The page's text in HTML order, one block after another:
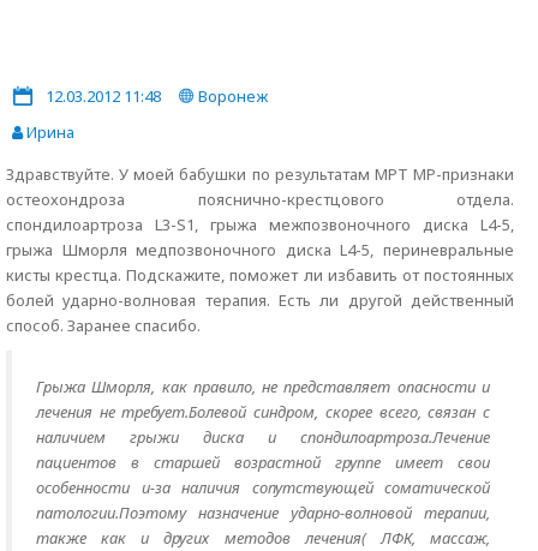
12.03.2012 11:48
Воронеж
Ирина
Здравствуйте. У моей бабушки по результатам МРТ МР-признаки
остеохондроза пояснично-крестцового отдела.
спондилоартроза L3-S1, грыжа межпозвоночного диска L4-5,
грыжа Шморля медпозвоночного диска L4-5, периневральные
кисты крестца. Подскажите, поможет ли избавить от постоянных
болей ударно-волновая терапия. Есть ли другой действенный
способ. Заранее спасибо.
Грыжа Шморля, как правило, не представляет опасности и
лечения не требует.Болевой синдром, скорее всего, связан с
наличием грыжи диска и спондилоартроза.Лечение
пациентов в старшей возрастной группе имеет свои
особенности и-за наличия сопутствующей соматической
патологии.Поэтому назначение ударно-волновой терапии,
также как и других методов лечения( ЛФК, массаж,